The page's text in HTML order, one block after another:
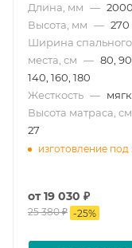
Длина, мм — 2000
Высота, мм — 270
Ширина спального
места, см — 80,
140, 160, 180
Жесткость —
Высота матраса, см
27
изготовление под
от19 030 ₽
25 380 ₽ -25%